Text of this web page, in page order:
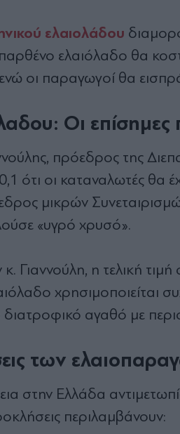
ελαιολάδου
ελαιόλαδο θα
οι παραγωγοί θα
Οι επίσημες
πρόεδρος της
ότι οι καταναλωτές
μικρών
«υγρό χρυσό».
Γιαννούλη, η τελική
χρησιμοποιείται
διατροφικό αγαθό με
των
στην Ελλάδα
περιλαμβάνουν: